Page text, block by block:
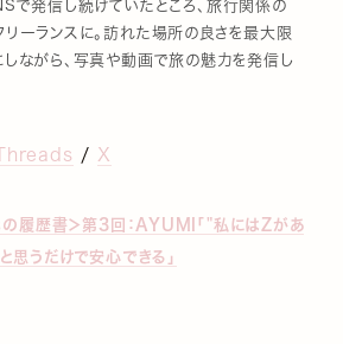
で発信し続けていたところ、旅行関係の
ーランスに。訪れた場所の良さを最大限
しながら、写真や動画で旅の魅力を発信し
Threads / X
歴書＞第3回：AYUMI「"私にはZがあ
思うだけで安心できる」